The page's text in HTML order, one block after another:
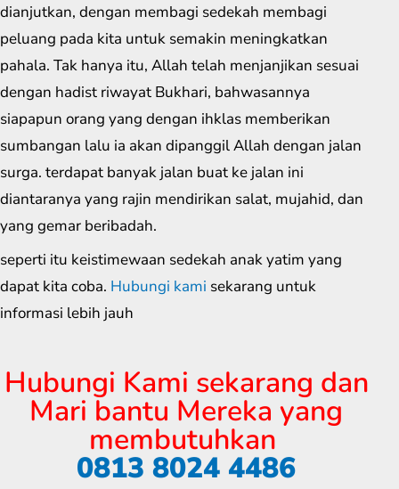
dianjutkan, dengan membagi sedekah membagi
peluang pada kita untuk semakin meningkatkan
pahala. Tak hanya itu, Allah telah menjanjikan sesuai
dengan hadist riwayat Bukhari, bahwasannya
siapapun orang yang dengan ihklas memberikan
sumbangan lalu ia akan dipanggil Allah dengan jalan
surga. terdapat banyak jalan buat ke jalan ini
diantaranya yang rajin mendirikan salat, mujahid, dan
yang gemar beribadah.
seperti itu keistimewaan sedekah anak yatim yang
dapat kita coba. Hubungi kami sekarang untuk
informasi lebih jauh
Hubungi Kami sekarang dan
Mari bantu Mereka yang
membutuhkan
0813 8024 4486